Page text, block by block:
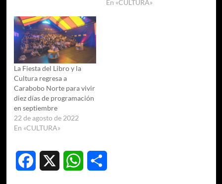
En «CULTURA»
La Fiesta del Libro y la
Cultura regresa a
Carabobo Norte para vivir
diez días de programación
en septiembre
22 de agosto de 2022
En «CULTURA»
Facebook WhatsApp